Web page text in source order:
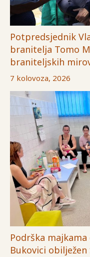
Potpredsjednik
branitelja Tomo
braniteljskih
7 kolovoza, 2026
Podrška
Bukovici